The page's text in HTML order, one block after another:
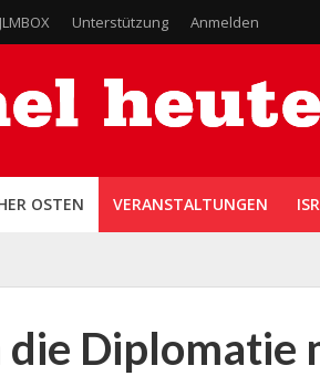
JLMBOX Unterstützung Anmelden
OSTEN VERANSTALTUNGEN
die